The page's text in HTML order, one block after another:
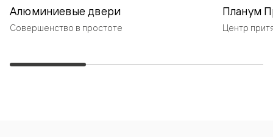
Алюминиевые двери
Совершенство в простоте
Планум
Центр